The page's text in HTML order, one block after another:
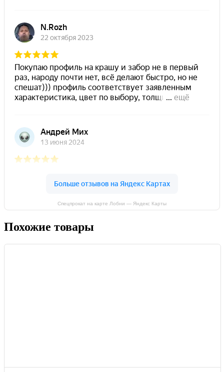
Спецпрокат на карте Лобни — Яндекс Карты
Похожие товары